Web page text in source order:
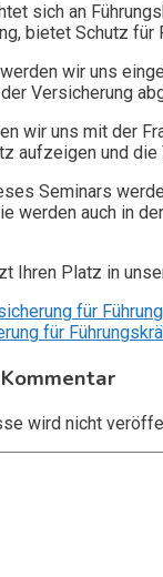
sich an
bietet Schutz für
wir uns
Versicherung
wir uns mit der
aufzeigen und
Seminars
werden auch in
Ihren Platz in
für
für
wird nicht